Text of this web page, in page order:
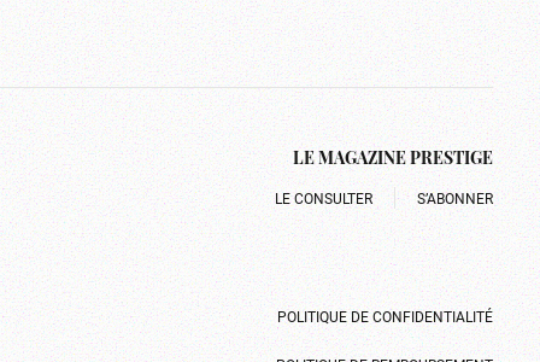
LE MAGAZINE PRESTIGE
LE CONSULTER S’ABONNER
POLITIQUE DE CONFIDENTIALITÉ